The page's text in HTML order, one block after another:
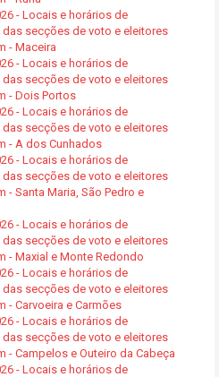
- Locais e horários de
secções de voto e eleitores
- Maceira
- Locais e horários de
secções de voto e eleitores
- Dois Portos
- Locais e horários de
secções de voto e eleitores
- A dos Cunhados
- Locais e horários de
secções de voto e eleitores
- Santa Maria, São Pedro e
- Locais e horários de
secções de voto e eleitores
- Maxial e Monte Redondo
- Locais e horários de
secções de voto e eleitores
- Carvoeira e Carmões
- Locais e horários de
secções de voto e eleitores
- Campelos e Outeiro da Cabeça
- Locais e horários de